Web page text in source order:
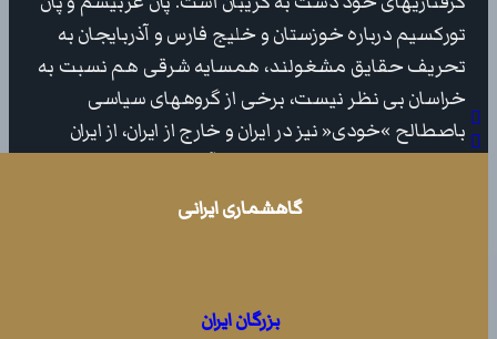
گاهشماری ایرانی
بزرگان ایران
تورکسیم درباره خوزستان و خلیج فارس و آذربایجان به
تحریف حقایق مشغولند، همسایه شرقی هم نسبت به
خراسان بی نظر نیست، برخی از گروههای سیاسی
باصطالح »خودی« نیز در ایران و خارج از ایران، از ایران
»کثیرالمله« نه ایران یکپارچه، و از آذربایجان شمالی و
جنوبی و خودمختاری خلقهای کرد و بلوچ و ترک و ترکمن
و عرب و...سخن می گویند. در چنین احوالی در سالهای
اصوالا نطفه هویت ایرانی در اروپا بسته شده است نوشتار